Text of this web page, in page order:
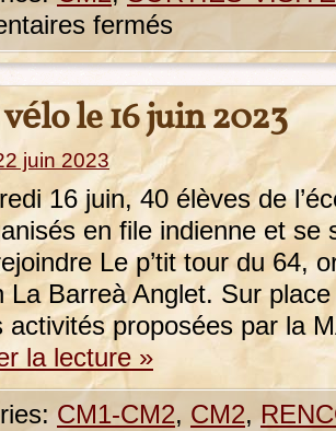
fermés
le 16 juin 2023
juin 2023
16 juin, 40 élèves de
en file indienne et se
Le p’tit tour du 64,
La Barreà Anglet. Sur
activités proposées par la
la lecture »
CM1-CM2, CM2,